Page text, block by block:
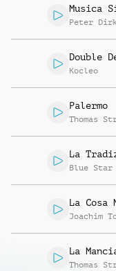
Musica
Peter
Double
Kocleo
Palermo
Thomas
La
Blue Star
La Cosa
Joachim
La
Thomas